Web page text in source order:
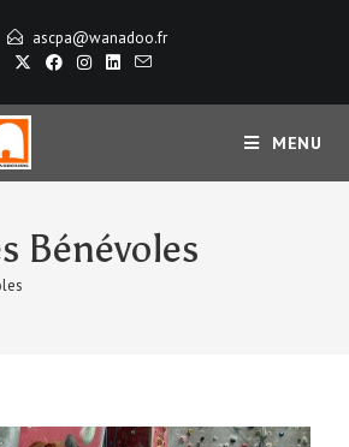
ascpa@wanadoo.fr
MENU
Bénévoles